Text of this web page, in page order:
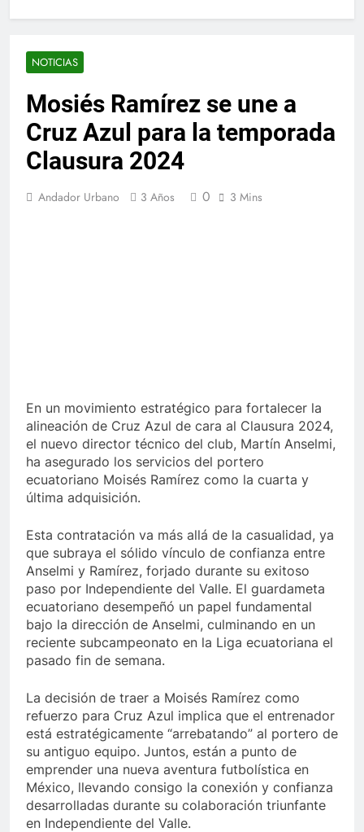
NOTICIAS
Mosiés Ramírez se une a
Cruz Azul para la temporada
Clausura 2024
Andador Urbano 3 Años 0 3 Mins
En un movimiento estratégico para fortalecer la
alineación de Cruz Azul de cara al Clausura 2024,
el nuevo director técnico del club, Martín Anselmi,
ha asegurado los servicios del portero
ecuatoriano Moisés Ramírez como la cuarta y
última adquisición.
Esta contratación va más allá de la casualidad, ya
que subraya el sólido vínculo de confianza entre
Anselmi y Ramírez, forjado durante su exitoso
paso por Independiente del Valle. El guardameta
ecuatoriano desempeñó un papel fundamental
bajo la dirección de Anselmi, culminando en un
reciente subcampeonato en la Liga ecuatoriana el
pasado fin de semana.
La decisión de traer a Moisés Ramírez como
refuerzo para Cruz Azul implica que el entrenador
está estratégicamente “arrebatando” al portero de
su antiguo equipo. Juntos, están a punto de
emprender una nueva aventura futbolística en
México, llevando consigo la conexión y confianza
desarrolladas durante su colaboración triunfante
en Independiente del Valle.